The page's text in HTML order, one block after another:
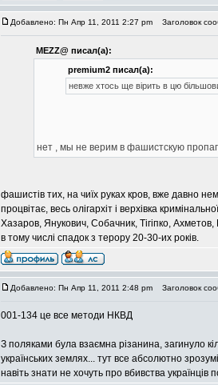
Добавлено: Пн Апр 11, 2011 2:27 pm Заголовок
MEZZ@ писал(а):
premium2 писал(а):
невже хтось ще вірить в цю
нет , мы не верим в фашистскую
фашистів тих, на чиїх руках кров, вже давно
процвітає, весь олігархіт і верхівка
Хазаров, Янукович, Собачник, Тігіпко,
в тому числі спадок з терору 20-30-их років.
Добавлено: Пн Апр 11, 2011 2:48 pm Заголовок
001-134 це все методи НКВД
З поляками була взаємна різанина, загинуло
українських землях... тут все абсолютно
навіть знати не хочуть про вбивства українців